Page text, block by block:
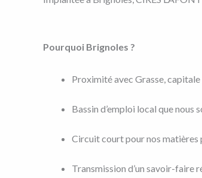
Pourquoi Brignoles ?
Proximité avec Grasse,
Bassin d’emploi local que nous
Circuit court pour nos matières
Transmission d’un savoir-faire